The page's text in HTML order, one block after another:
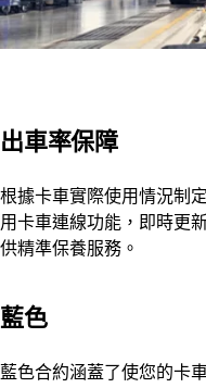
出車率保障
根據卡車實際使用情況制
用卡車連線功能，即時更
供精準保養服務。
藍色
藍色合約涵蓋了使您的卡